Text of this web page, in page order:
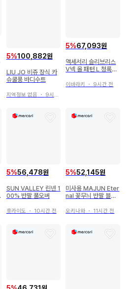
5%100,882원
LIU JO 비쥬 장식 카
슈쿨풍 바디수트
지역정보 없음 ・ 9시간 전
5%67,093원
액세서리 슬리브리스
V넥 올 패턴 L 청록색
이바라키 ・ 9시간 전
5%56,478원
SUN VALLEY 린넨 1
00% 반팔 풀오버
홋카이도 ・ 10시간 전
5%52,145원
미사용 MAJUN Eter
nal 꽃무늬 반팔 블라
오키나와 ・ 11시간 전